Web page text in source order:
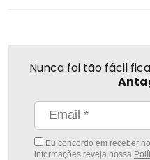
Nunca foi tão fácil
Eu concordo em receber
informações reveja nossa